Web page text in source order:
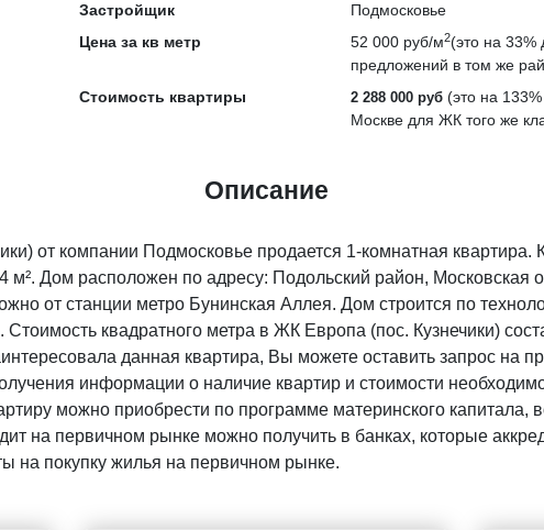
Застройщик
Подмосковье
Цена за кв метр
52 000 руб/м2(это на 33%
предложений в том же
Стоимость квартиры
2 288 000 руб (это на
Москве для ЖК того же
Описание
от компании Подмосковье продается 1-комнатная квартира.
Дом расположен по адресу: Подольский район, Московская
от станции метро Бунинская Аллея. Дом строится по
квадратного метра в ЖК Европа (пос. Кузнечики)
данная квартира, Вы можете оставить запрос на
информации о наличие квартир и стоимости
можно приобрести по программе материнского капитала,
на первичном рынке можно получить в банках, которые
на покупку жилья на первичном рынке.